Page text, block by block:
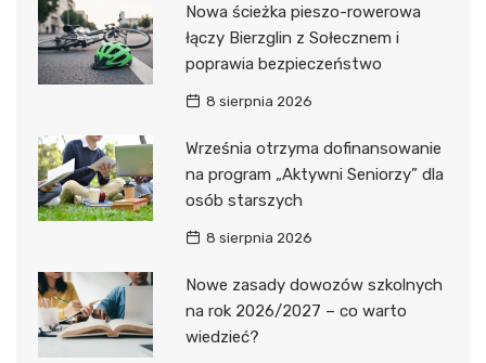
Nowa ścieżka pieszo-rowerowa
łączy Bierzglin z Sołecznem i
poprawia bezpieczeństwo
8 sierpnia 2026
Września otrzyma dofinansowanie
na program „Aktywni Seniorzy” dla
osób starszych
8 sierpnia 2026
Nowe zasady dowozów szkolnych
na rok 2026/2027 – co warto
wiedzieć?